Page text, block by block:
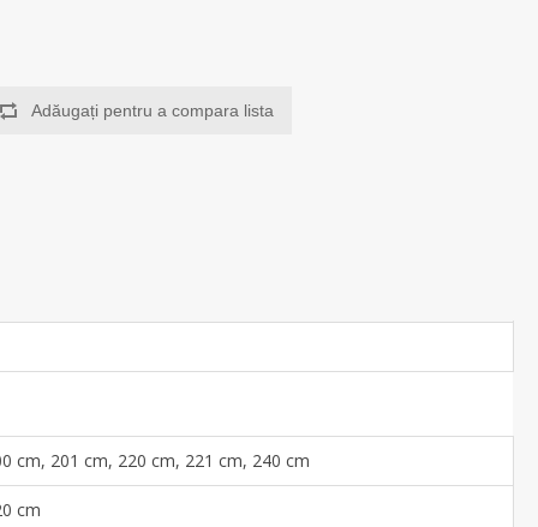
Adăugați pentru a compara lista
cm, 201 cm, 220 cm, 221 cm, 240 cm
cm